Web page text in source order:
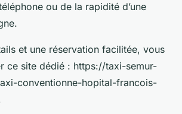
ou de la rapidité d’une
et une réservation facilitée, vous
ce site dédié : https://taxi-semur-
conventionne-hopital-francois-